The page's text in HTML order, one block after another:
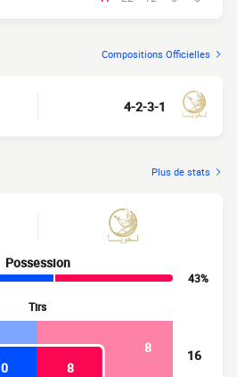
Compositions Officielles
4-2-3-1
Plus de stats
Possession
43%
Tirs
8
0
8
16